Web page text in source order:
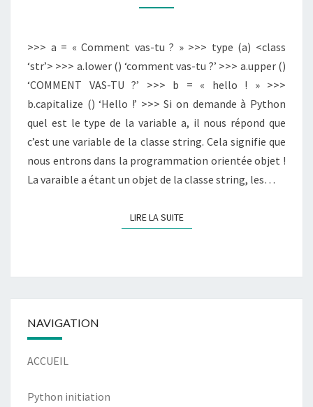
STR
DE
CARACTÈRES)
>>> a = « Comment vas-tu ? » >>> type (a) <class
‘str’> >>> a.lower () ‘comment vas-tu ?’ >>> a.upper ()
‘COMMENT VAS-TU ?’ >>> b = « hello ! » >>>
b.capitalize () ‘Hello !’ >>> Si on demande à Python
quel est le type de la variable a, il nous répond que
c’est une variable de la classe string. Cela signifie que
nous entrons dans la programmation orientée objet !
La varaible a étant un objet de la classe string, les…
LIRE LA SUITELIRE LA SUITE
NAVIGATION
ACCUEIL
Python initiation